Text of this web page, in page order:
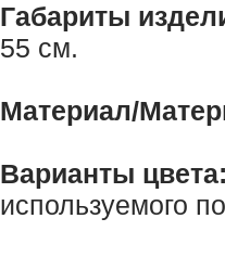
Габариты
55 см.
Материал/
Варианты
используемого